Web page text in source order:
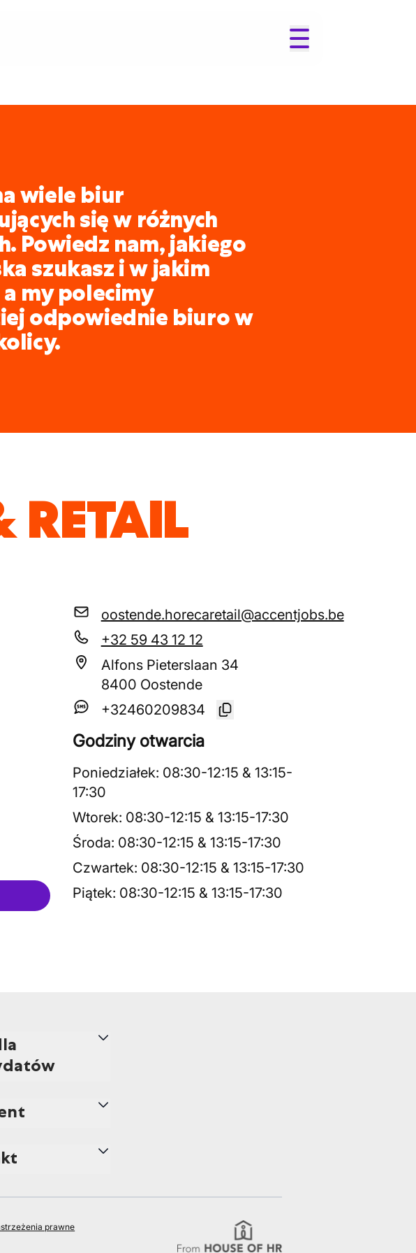
wiele biur
się w różnych
Powiedz nam, jakiego
szukasz i w jakim
my polecimy
odpowiednie biuro w
RETAIL
oostende.horecaretail@accentjobs.be
+32 59 43 12 12
Alfons Pieterslaan 34
8400 Oostende
+32460209834
Godziny otwarcia
Poniedziałek: 08:30-12:15 & 13:15-
17:30
Wtorek: 08:30-12:15 & 13:15-17:30
Środa: 08:30-12:15 & 13:15-17:30
Czwartek: 08:30-12:15 & 13:15-17:30
Piątek: 08:30-12:15 & 13:15-17:30
prawne